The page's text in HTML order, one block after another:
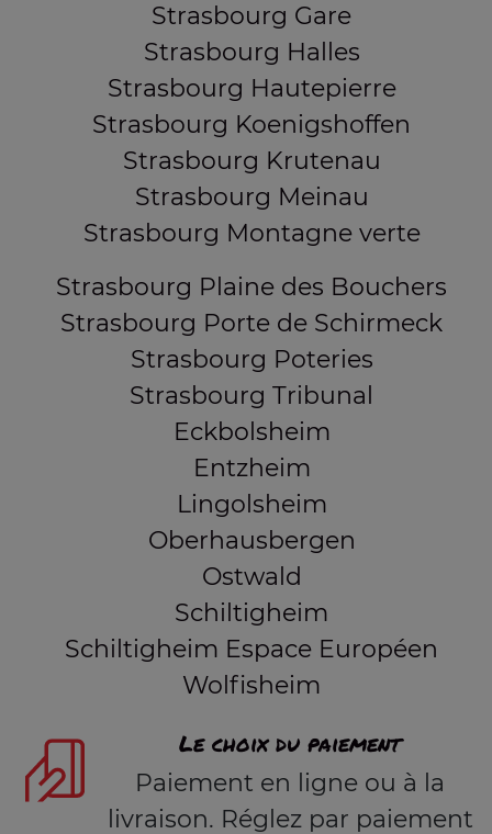
Strasbourg Gare
Strasbourg Halles
Strasbourg Hautepierre
Strasbourg Koenigshoffen
Strasbourg Krutenau
Strasbourg Meinau
Strasbourg Montagne verte
Strasbourg Plaine des Bouchers
Strasbourg Porte de Schirmeck
Strasbourg Poteries
Strasbourg Tribunal
Eckbolsheim
Entzheim
Lingolsheim
Oberhausbergen
Ostwald
Schiltigheim
Schiltigheim Espace Européen
Wolfisheim
Le choix du paiement
Paiement en ligne ou à la
livraison. Réglez par paiement